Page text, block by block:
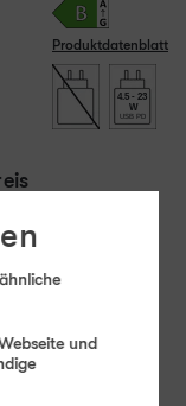
Produktdatenblatt
4.5 - 23
W
USB PD
1,– €
und